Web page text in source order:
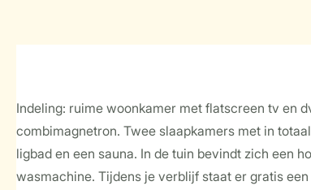
Indeling: ruime woonkamer met flatscreen tv en
combimagnetron. Twee slaapkamers met in
ligbad en een sauna. In de tuin bevindt zich een
wasmachine. Tijdens je verblijf staat er gratis